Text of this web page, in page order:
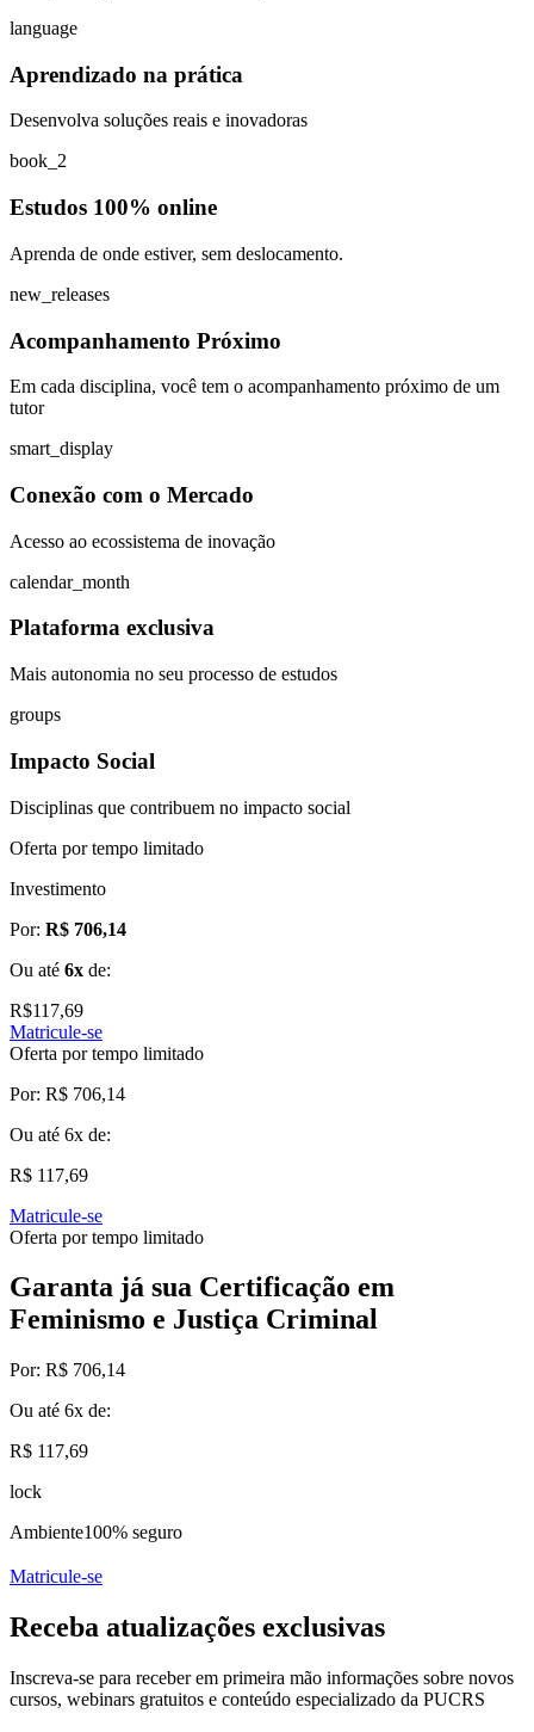
language
Aprendizado na prática
Desenvolva soluções reais e inovadoras
book_2
Estudos 100% online
Aprenda de onde estiver, sem deslocamento.
new_releases
Acompanhamento Próximo
Em cada disciplina, você tem o acompanhamento próximo de um
tutor
smart_display
Conexão com o Mercado
Acesso ao ecossistema de inovação
calendar_month
Plataforma exclusiva
Mais autonomia no seu processo de estudos
groups
Impacto Social
Disciplinas que contribuem no impacto social
Oferta por tempo limitado
Investimento
Por: R$ 706,14
Ou até 6x de:
R$117,69
Matricule-se
Oferta por tempo limitado
Por: R$ 706,14
Ou até 6x de:
R$ 117,69
Matricule-se
Oferta por tempo limitado
Garanta já sua Certificação em
Feminismo e Justiça Criminal
Por: R$ 706,14
Ou até 6x de:
R$ 117,69
lock
Ambiente100% seguro
Matricule-se
Receba atualizações exclusivas
Inscreva-se para receber em primeira mão informações sobre novos
cursos, webinars gratuitos e conteúdo especializado da PUCRS